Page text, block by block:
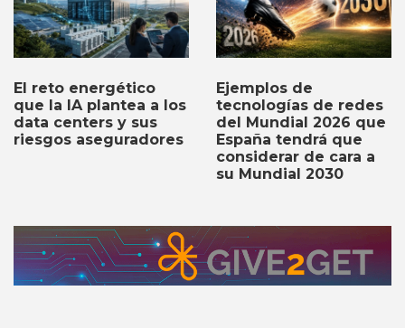
El reto energético
que la IA plantea a los
data centers y sus
riesgos aseguradores
Ejemplos de
tecnologías de redes
del Mundial 2026 que
España tendrá que
considerar de cara a
su Mundial 2030